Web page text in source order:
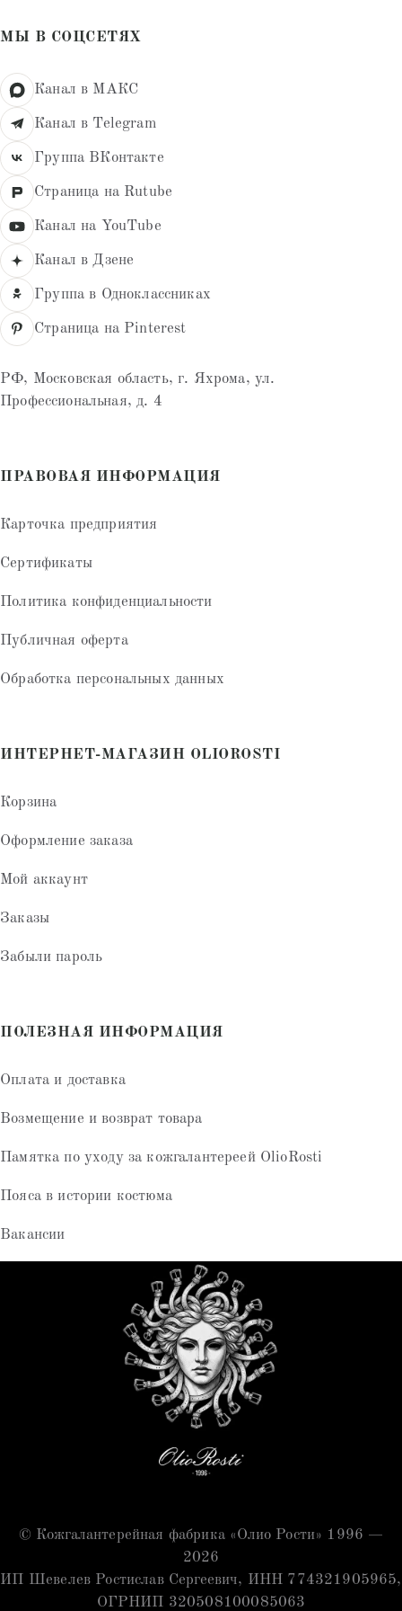
МЫ В СОЦСЕТЯХ
Канал в МАКС
Канал в Telegram
Группа ВКонтакте
Страница на Rutube
Канал на YouTube
Канал в Дзене
Группа в Одноклассниках
Страница на Pinterest
РФ, Московская область, г. Яхрома, ул.
Профессиональная, д. 4
ПРАВОВАЯ ИНФОРМАЦИЯ
Карточка предприятия
Сертификаты
Политика конфиденциальности
Публичная оферта
Обработка персональных данных
ИНТЕРНЕТ-МАГАЗИН OLIOROSTI
Корзина
Оформление заказа
Мой аккаунт
Заказы
Забыли пароль
ПОЛЕЗНАЯ ИНФОРМАЦИЯ
Оплата и доставка
Возмещение и возврат товара
Памятка по уходу за кожгалантереей OlioRosti
Пояса в истории костюма
Вакансии
© Кожгалантерейная фабрика «Олио Рости» 1996 —
2026
ИП Шевелев Ростислав Сергеевич, ИНН 774321905965,
ОГРНИП 320508100085063